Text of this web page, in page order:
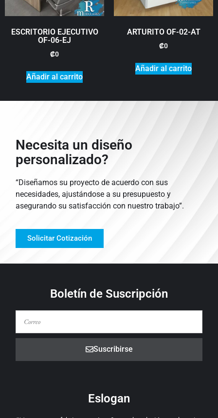
ESCRITORIO EJECUTIVO
OF-06-EJ
₡0
Añadir al carrito
ARTURITO OF-02-AT
₡0
Añadir al carrito
Necesita un diseño
personalizado?
“Diseñamos su proyecto de acuerdo con sus
necesidades, ajustándose a su presupuesto y
asegurando su satisfacción con nuestro trabajo”.
Solicitar Cotización
Boletín de Suscripción
Suscribirse
Eslogan